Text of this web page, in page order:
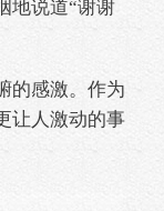
地说道“谢谢
感激。作为
让人激动的事